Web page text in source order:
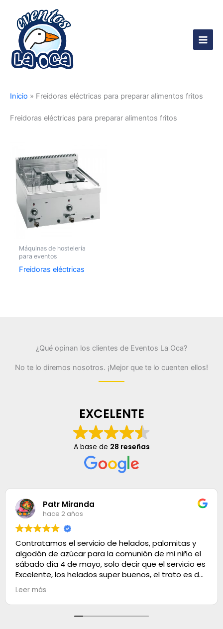
contenido
Main
Inicio » Freidoras eléctricas para preparar alimentos fritos
Freidoras eléctricas para preparar alimentos fritos
Máquinas de hostelería
para eventos
Freidoras eléctricas
¿Qué opinan los clientes de Eventos La Oca?
No te lo diremos nosotros. ¡Mejor que te lo cuenten ellos!
EXCELENTE
A base de 28 reseñas
Patr Miranda
hace 2 años
Contratamos el servicio de helados, palomitas y
algodón de azúcar para la comunión de mi niño el
sábado día 4 de mayo, solo decir que el servicio es
Excelente, los helados super buenos, el trato es de
100. Muchas gracias
Leer más